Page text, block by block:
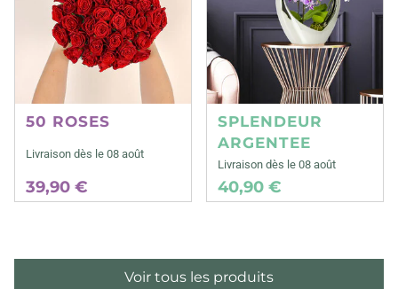
50 ROSES
Livraison dès le 08 août
39,90 €
SPLENDEUR
ARGENTEE
Livraison dès le 08 août
40,90 €
Voir tous les produits